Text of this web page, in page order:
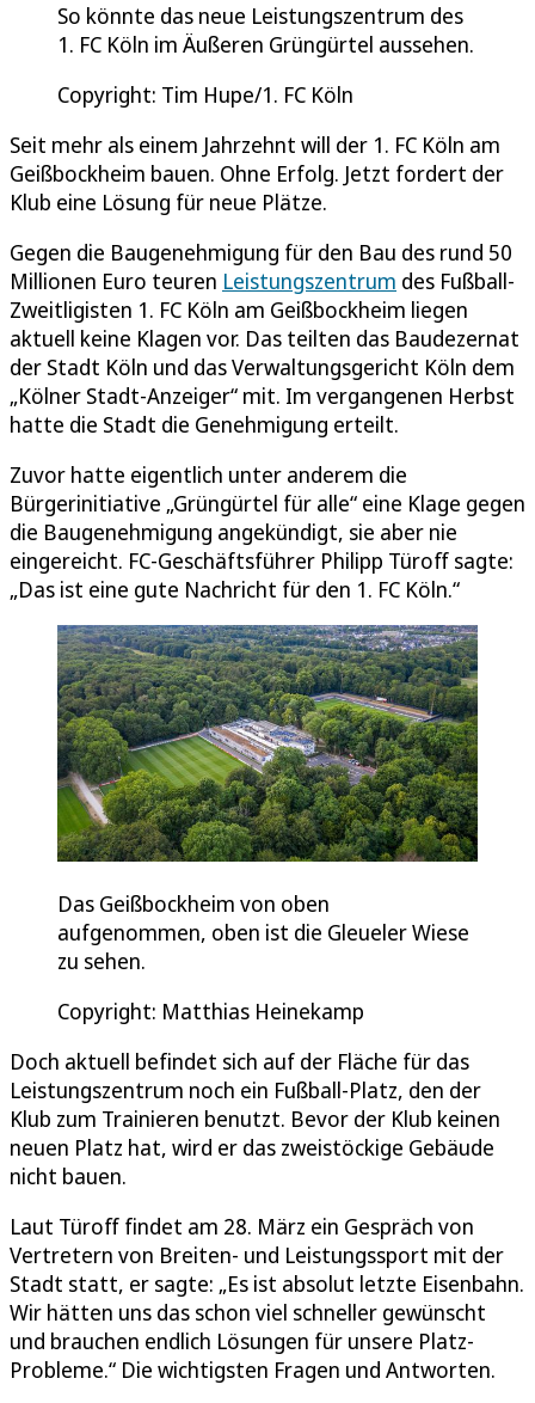
So könnte das neue Leistungszentrum des
1. FC Köln im Äußeren Grüngürtel aussehen.
Copyright: Tim Hupe/1. FC Köln
Seit mehr als einem Jahrzehnt will der 1. FC Köln am
Geißbockheim bauen. Ohne Erfolg. Jetzt fordert der
Klub eine Lösung für neue Plätze.
Gegen die Baugenehmigung für den Bau des rund 50
Millionen Euro teuren Leistungszentrum des Fußball-
Zweitligisten 1. FC Köln am Geißbockheim liegen
aktuell keine Klagen vor. Das teilten das Baudezernat
der Stadt Köln und das Verwaltungsgericht Köln dem
„Kölner Stadt-Anzeiger“ mit. Im vergangenen Herbst
hatte die Stadt die Genehmigung erteilt.
Zuvor hatte eigentlich unter anderem die
Bürgerinitiative „Grüngürtel für alle“ eine Klage gegen
die Baugenehmigung angekündigt, sie aber nie
eingereicht. FC-Geschäftsführer Philipp Türoff sagte:
„Das ist eine gute Nachricht für den 1. FC Köln.“
Das Geißbockheim von oben
aufgenommen, oben ist die Gleueler Wiese
zu sehen.
Copyright: Matthias Heinekamp
Doch aktuell befindet sich auf der Fläche für das
Leistungszentrum noch ein Fußball-Platz, den der
Klub zum Trainieren benutzt. Bevor der Klub keinen
neuen Platz hat, wird er das zweistöckige Gebäude
nicht bauen.
Laut Türoff findet am 28. März ein Gespräch von
Vertretern von Breiten- und Leistungssport mit der
Stadt statt, er sagte: „Es ist absolut letzte Eisenbahn.
Wir hätten uns das schon viel schneller gewünscht
und brauchen endlich Lösungen für unsere Platz-
Probleme.“ Die wichtigsten Fragen und Antworten.